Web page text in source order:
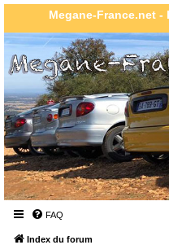
Megane-France.net
FAQ
Index du forum